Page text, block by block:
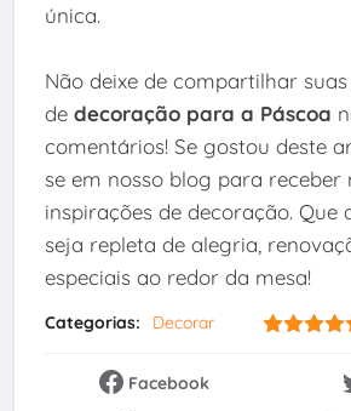
única.
Não deixe de compartilhar
de decoração para a Páscoa
comentários! Se gostou deste
se em nosso blog para receber
inspirações de decoração. Que
seja repleta de alegria,
especiais ao redor da mesa!
Categorias: Decorar
Facebook